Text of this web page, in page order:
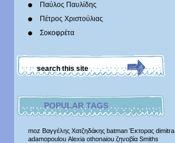
Παύλος Παυλίδης
Πέτρος Χριστούλιας
Σοκοφρέτα
POPULAR TAGS
moz Βαγγέλης Χατζηδάκης batman Έκτορας dimitra
adamopoulou Alexia othonaiou ζηνοβία Smiths